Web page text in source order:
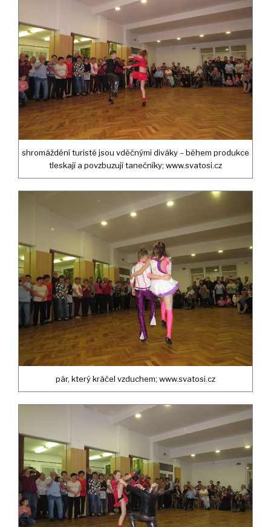
shromáždění turisté jsou vděčnými diváky – během produkce
tleskají a povzbuzují tanečníky; www.svatosi.cz
pár, který kráčel vzduchem; www.svatosi.cz